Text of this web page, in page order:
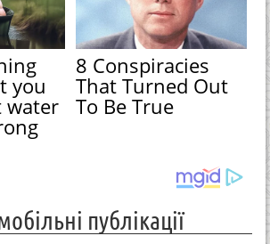
you
water
8 Conspiracies
That Turned Out
To Be True
публікації